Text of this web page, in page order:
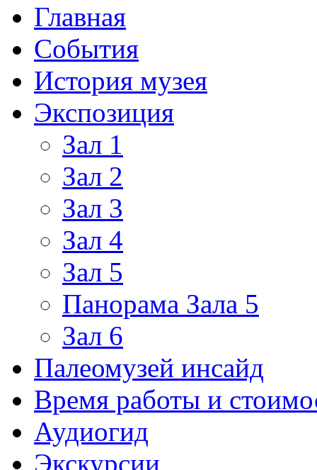
Главная
События
История музея
Экспозиция
Зал 1
Зал 2
Зал 3
Зал 4
Зал 5
Панорама Зала 5
Зал 6
Палеомузей инсайд
Время работы и
Аудиогид
Экскурсии